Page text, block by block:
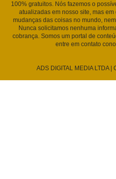
100% gratuitos. Nós fazemos o
atualizadas em nosso site, mas
mudanças das coisas no mundo,
Nunca solicitamos nenhuma
cobrança. Somos um portal de
entre em contato
ADS DIGITAL MEDIA LTDA